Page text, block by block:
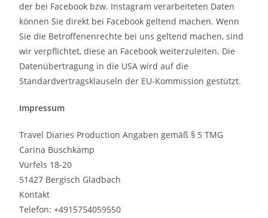
der bei Facebook bzw. Instagram verarbeiteten Daten
können Sie direkt bei Facebook geltend machen. Wenn
Sie die Betroffenenrechte bei uns geltend machen, sind
wir verpflichtet, diese an Facebook weiterzuleiten. Die
Datenübertragung in die USA wird auf die
Standardvertragsklauseln der EU-Kommission gestützt.
Impressum
Travel Diaries Production Angaben gemäß § 5 TMG
Carina Buschkamp
Vürfels 18-20
51427 Bergisch Gladbach
Kontakt
Telefon: +4915754059550